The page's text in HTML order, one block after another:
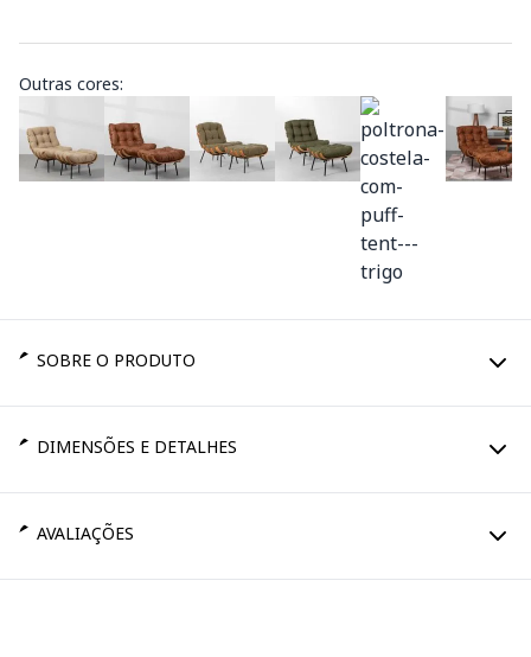
Outras cores:
SOBRE O PRODUTO
DIMENSÕES E DETALHES
AVALIAÇÕES